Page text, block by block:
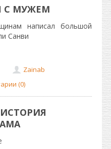
С МУЖЕМ
написал большой
Санви
Zainab
(0)